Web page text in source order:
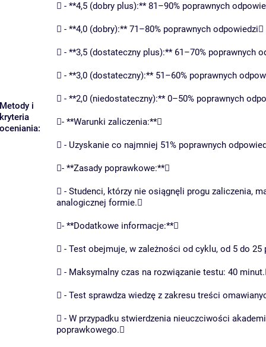
Metody i
kryteria
oceniania:
 - **4,5 (dobry plus):** 81–90% poprawnych
 - **4,0 (dobry):** 71–80% poprawnych odpowiedzi
 - **3,5 (dostateczny plus):** 61–70% poprawnych
 - **3,0 (dostateczny):** 51–60% poprawnych
 - **2,0 (niedostateczny):** 0–50% poprawnych
- **Warunki zaliczenia:**
 - Uzyskanie co najmniej 51% poprawnych
- **Zasady poprawkowe:**
 - Studenci, którzy nie osiągnęli progu zaliczenia,
analogicznej formie.
- **Dodatkowe informacje:**
 - Test obejmuje, w zależności od cyklu, od 5 do
 - Maksymalny czas na rozwiązanie testu: 40
 - Test sprawdza wiedzę z zakresu treści
 - W przypadku stwierdzenia nieuczciwości
poprawkowego.